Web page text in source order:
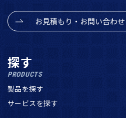
お見積もり・お問い合わ
探す
PRODUCTS
製品を探す
サービスを探す